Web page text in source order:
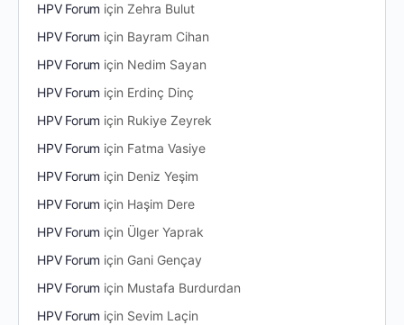
HPV Forum içinZehra Bulut
HPV Forum için Bayram Cihan
HPV Forum için Nedim Sayan
HPV Forum için Erdinç Dinç
HPV Forum için Rukiye Zeyrek
HPV Forum için Fatma Vasiye
HPV Forum için Deniz Yeşim
HPV Forum için Haşim Dere
HPV Forum için Ülger Yaprak
HPV Forum için Gani Gençay
HPV Forum için Mustafa Burdurdan
HPV Forum için Sevim Laçin